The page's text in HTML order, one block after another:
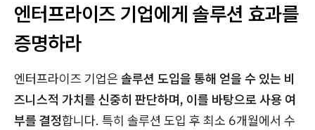
엔터프라이즈 기업에게 솔루션 효과를
증명하라
엔터프라이즈 기업은 솔루션 도입을 통해 얻을 수 있는 비
즈니스적 가치를 신중히 판단하며, 이를 바탕으로 사용 여
부를 결정합니다. 특히 솔루션 도입 후 최소 6개월에서 수